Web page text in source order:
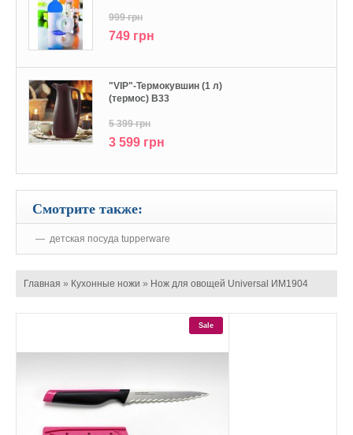
999 грн
749 грн
"VIP"-Термокувшин (1 л)
(термос) В33
5 399 грн
3 599 грн
Смотрите также:
детская посуда tupperware
Главная » Кухонные ножи » Нож для овощей Universal ИМ1904
Sale